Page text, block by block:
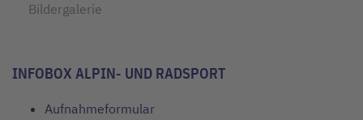
Bildergalerie
INFOBOX ALPIN- UND RADSPORT
Aufnahmeformular